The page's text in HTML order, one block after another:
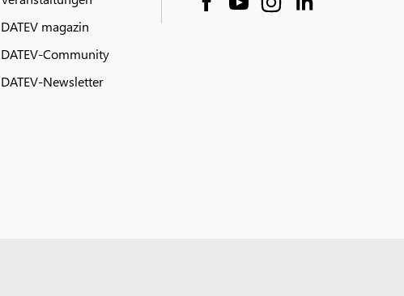
DATEV magazin
DATEV-Community
DATEV-Newsletter